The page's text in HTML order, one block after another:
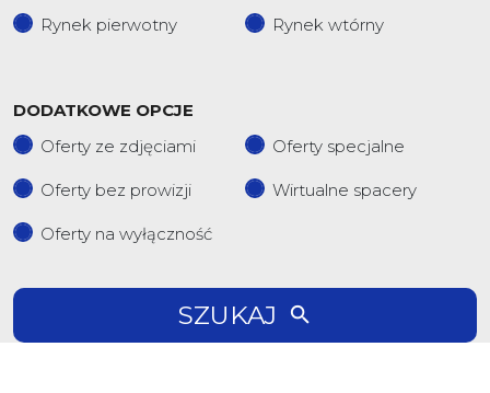
Rynek pierwotny
Rynek wtórny
DODATKOWE OPCJE
Oferty ze zdjęciami
Oferty specjalne
Oferty bez prowizji Wirtualne spacery
Oferty na wyłączność
SZUKAJ